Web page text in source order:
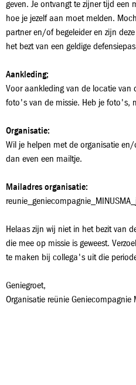
geven. Je ontvangt te zijner tijd een
hoe je jezelf aan moet melden.
partner en/of begeleider en zijn
het bezt van een geldige
Aankleding;
Voor aankleding van de locatie van
foto's van de missie. Heb je foto's,
Organisatie:
Wil je helpen met de organisatie
dan even een mailtje.
Mailadres organisatie:
Helaas zijn wij niet in het bezit van
die mee op missie is geweest.
te maken bij collega's uit die
Geniegroet,
Organisatie reünie Geniecompagnie